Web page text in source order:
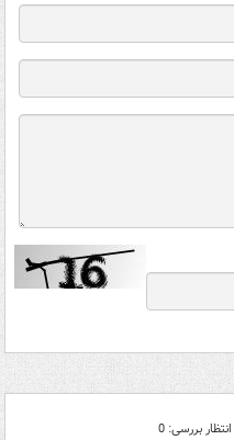
بررسی: 0